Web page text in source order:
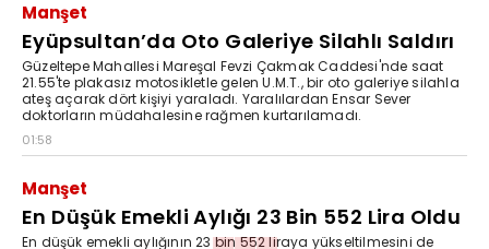
Manşet
Eyüpsultan’da Oto Galeriye Silahlı Saldırı
Güzeltepe Mahallesi Mareşal Fevzi Çakmak Caddesi'nde saat
21.55'te plakasız motosikletle gelen U.M.T., bir oto galeriye silahla
ateş açarak dört kişiyi yaraladı. Yaralılardan Ensar Sever
doktorların müdahalesine rağmen kurtarılamadı.
01:58
Manşet
En Düşük Emekli Aylığı 23 Bin 552 Lira Oldu
En düşük emekli aylığının 23 bin 552 liraya yükseltilmesini de